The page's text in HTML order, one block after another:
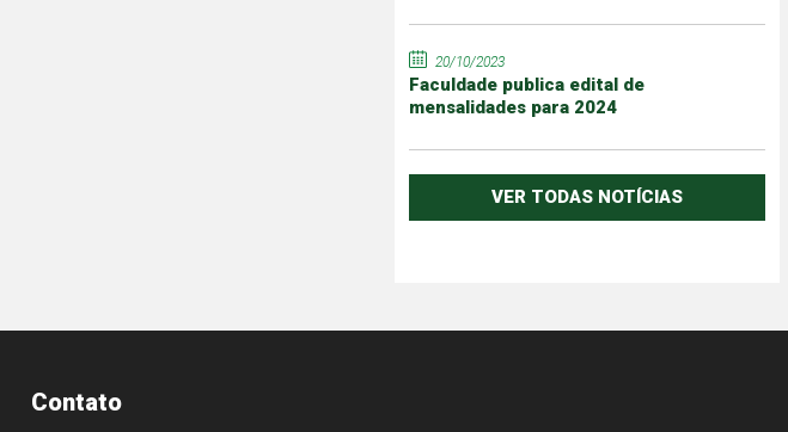
20/10/2023
Faculdade publica edital de
mensalidades para 2024
VER TODAS NOTÍCIAS
Contato